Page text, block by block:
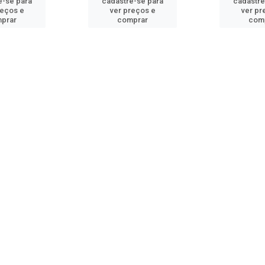
e
ver preços e
comprar
ver